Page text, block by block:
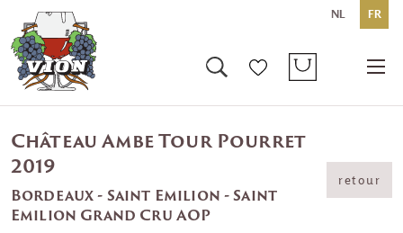
NL FR
Château Ambe Tour Pourret
2019
Bordeaux - Saint Emilion - Saint
Emilion Grand Cru AOP
retour